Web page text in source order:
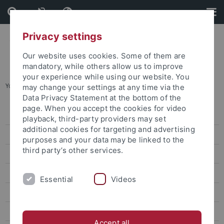
Skip
to
content
Skip
to
footer
You are here: Startseite ... Forschungsprojekte
DGfS - 23.-25.02.2022
Abschlusskonferenz 2021
Linguistic Evidence
Veranstaltungen des SFB 833
Forschungsprojekte
Privacy settings
Our website uses cookies. Some of them are
mandatory, while others allow us to improve
your experience while using our website. You
may change your settings at any time via the
Data Privacy Statement at the bottom of the
page. When you accept the cookies for video
playback, third-party providers may set
additional cookies for targeting and advertising
purposes and your data may be linked to the
third party’s other services.
Essential Videos